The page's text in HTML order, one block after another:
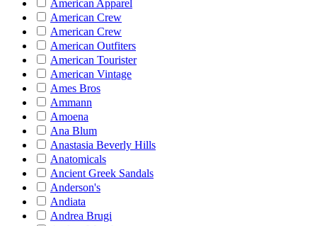
American Apparel
American Crew
American Crew
American Outfiters
American Tourister
American Vintage
Ames Bros
Ammann
Amoena
Ana Blum
Anastasia Beverly Hills
Anatomicals
Ancient Greek Sandals
Anderson's
Andiata
Andrea Brugi